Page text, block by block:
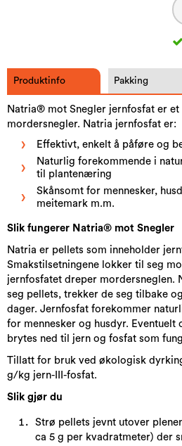
Produktinfo Pakking
Natria® mot Snegler jernfosfat er
mordersnegler. Natria jernfosfat er:
Effektivt, enkelt å påføre og
Naturlig forekommende i
til plantenæring
Skånsomt for mennesker,
meitemark m.m.
Slik fungerer Natria® mot Snegler
Natria er pellets som inneholder
Smakstilsetningene lokker til seg
jernfosfatet dreper mordersneglen.
seg pellets, trekker de seg tilbake
dager. Jernfosfat forekommer
for mennesker og husdyr. Eventuelt
brytes ned til jern og fosfat som
Tillatt for bruk ved økologisk
g/kg jern-III-fosfat.
Slik gjør du
Strø pellets jevnt utover
ca 5 g per kvadratmeter) der